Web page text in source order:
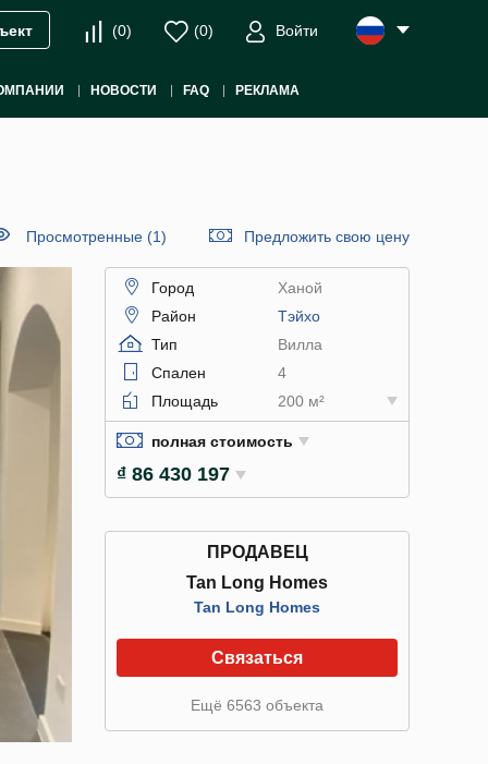
(0) (0) Войти
НОВОСТИ FAQ РЕКЛАМА
Просмотренные (1) Предложить свою цену
Город
Ханой
Район
Тэйхо
Тип
Вилла
Спален
4
Площадь
200 м²
полная стоимость
₫ 86 430 197
ПРОДАВЕЦ
Tan Long Homes
Tan Long Homes
Связаться
Ещё 6563 объекта